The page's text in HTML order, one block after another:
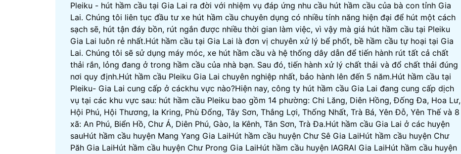
Pleiku - hút hầm cầu tại Gia Lai ra đời với nhiệm vụ đáp ứng nhu cầu hút hầm cầu của bà con tỉnh Gia
Lai. Chúng tôi liên tục đầu tư xe hút hầm cầu chuyên dụng có nhiều tính năng hiện đại để hút một cách
sạch sẽ, hút tận đáy bồn, rút ngắn được nhiều thời gian làm việc, vì vậy mà giá hút hầm cầu tại Pleiku
Gia Lai luôn rẻ nhất.Hút hầm cầu tại Gia Lai là đơn vị chuyên xử lý bể phốt, bề hầm cầu tự hoại tại Gia
Lai. Chúng tôi sẽ sử dụng máy móc, xe hút hầm cầu và hệ thống dây dẫn để tiến hành rút tất cả chất
thải rắn, lỏng đang ở trong hầm cầu của nhà bạn. Sau đó, tiến hành xử lý chất thải và đổ chất thải đúng
nơi quy định.Hút hầm cầu Pleiku Gia Lai chuyên nghiệp nhất, bảo hành lên đến 5 năm.Hút hầm cầu tại
Pleiku- Gia Lai cung cấp ở cáckhu vực nào?Hiện nay, công ty hút hầm cầu Gia Lai đang cung cấp dịch
vụ tại các khu vực sau: hút hầm cầu Pleiku bao gồm 14 phường: Chi Lăng, Diên Hồng, Đống Đa, Hoa Lư,
Hội Phú, Hội Thương, Ia Kring, Phù Đổng, Tây Sơn, Thắng Lợi, Thống Nhất, Trà Bá, Yên Đỗ, Yên Thế và 8
xã: An Phú, Biển Hồ, Chư Á, Diên Phú, Gào, Ia Kênh, Tân Sơn, Trà Đa.Hút hầm cầu Gia Lai ở các huyện
sauHút hầm cầu huyện Mang Yang Gia LaiHút hầm cầu huyện Chư Sê Gia LaiHút hầm cầu huyện Chư
Păh Gia LaiHút hầm cầu huyện Chư Prong Gia LaiHút hầm cầu huyện IAGRAI Gia LaiHút hầm cầu huyện